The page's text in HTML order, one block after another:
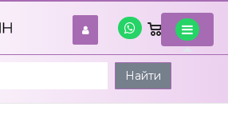
войти
Найти